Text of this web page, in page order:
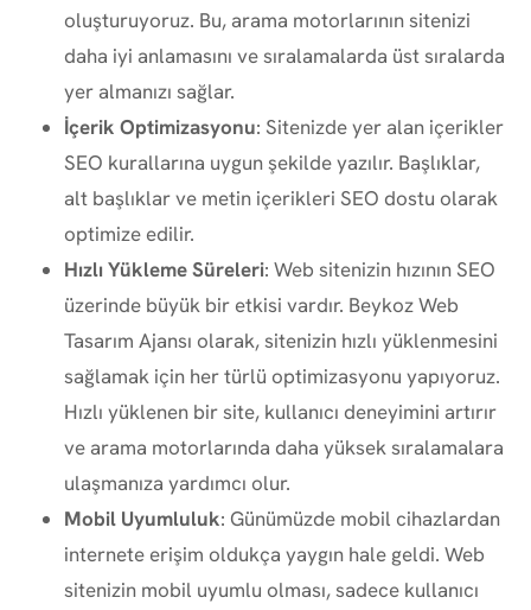
oluşturuyoruz. Bu, arama motorlarının sitenizi
daha iyi anlamasını ve sıralamalarda üst sıralarda
yer almanızı sağlar.
İçerik Optimizasyonu: Sitenizde yer alan içerikler
SEO kurallarına uygun şekilde yazılır. Başlıklar,
alt başlıklar ve metin içerikleri SEO dostu olarak
optimize edilir.
Hızlı Yükleme Süreleri: Web sitenizin hızının SEO
üzerinde büyük bir etkisi vardır. Beykoz Web
Tasarım Ajansı olarak, sitenizin hızlı yüklenmesini
sağlamak için her türlü optimizasyonu yapıyoruz.
Hızlı yüklenen bir site, kullanıcı deneyimini artırır
ve arama motorlarında daha yüksek sıralamalara
ulaşmanıza yardımcı olur.
Mobil Uyumluluk: Günümüzde mobil cihazlardan
internete erişim oldukça yaygın hale geldi. Web
sitenizin mobil uyumlu olması, sadece kullanıcı